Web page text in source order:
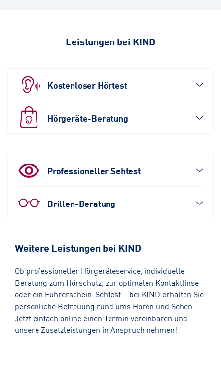
Leistungen bei KIND
Kostenloser Hörtest
Hörgeräte-Beratung
Professioneller Sehtest
Brillen-Beratung
Weitere Leistungen bei KIND
Ob professioneller Hörgeräteservice, individuelle
Beratung zum Hörschutz, zur optimalen Kontaktlinse
oder ein Führerschein-Sehtest – bei KIND erhalten Sie
persönliche Betreuung rund ums Hören und Sehen.
Jetzt einfach online einen Termin vereinbaren und
unsere Zusatzleistungen in Anspruch nehmen!